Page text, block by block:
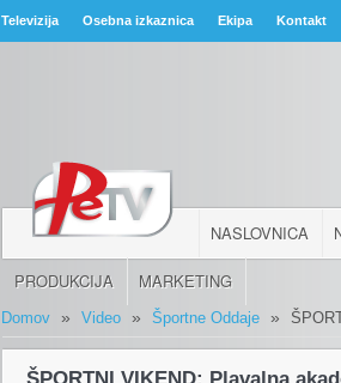
Televizija Osebna izkaznica Ekipa Kontakt
NASLOVNICA
PRODUKCIJA MARKETING
Domov » Video » Športne Oddaje »
ŠPORTNI VIKEND: Plavalna